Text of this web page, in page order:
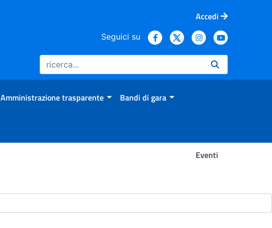
Accedi
Seguici su
Amministrazione trasparente Bandi di gara
Eventi